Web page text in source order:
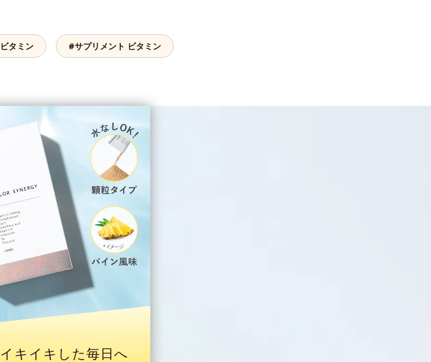
タミン #サプリメント ビタミン
キイキした毎日へ